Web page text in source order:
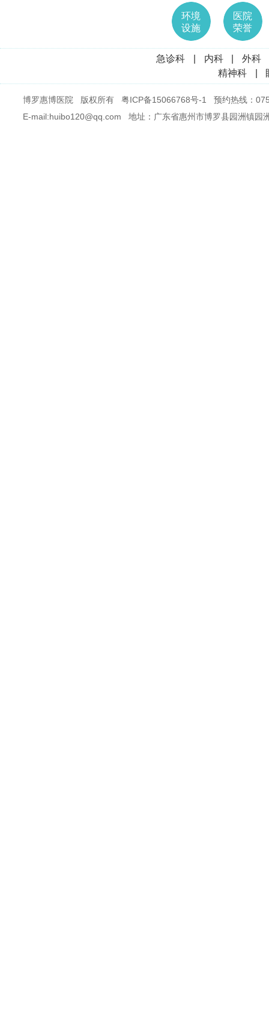
环境
设施
医院
荣誉
急诊科 内科 外科
精神科
博罗惠博医院 版权所有 粤ICP备15066768号-1
预约热线：
E-mail:huibo120@qq.com 地址：广东省惠州市博罗县园洲镇